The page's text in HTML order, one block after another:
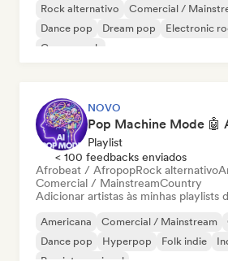
Rock alternativo Comercial /
Dance pop
Dream pop Electronic
Garage rock
NOVO
Playlist
< 100 feedbacks enviados
Afrobeat / AfropopRock alternativo
Comercial / MainstreamCountry
Adicionar artistas às minhas playlists
Americana Comercial / Mainstream
Dance pop
Hyperpop Folk indie